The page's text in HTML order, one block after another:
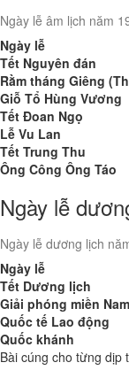
Ngày lễ âm lịch năm
Ngày lễ
Tết Nguyên đán
Rằm tháng Giêng
Giỗ Tổ Hùng Vương
Tết Đoan Ngọ
Lễ Vu Lan
Tết Trung Thu
Ông Công Ông Táo
Ngày lễ
Ngày lễ dương lịch
Ngày lễ
Tết Dương lịch
Giải phóng miền Nam
Quốc tế Lao động
Quốc khánh
Bài cúng cho từng dịp